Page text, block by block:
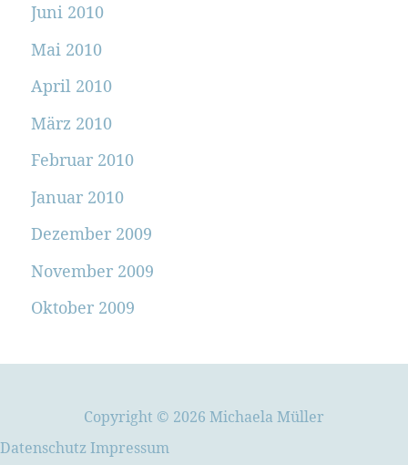
Juni 2010
Mai 2010
April 2010
März 2010
Februar 2010
Januar 2010
Dezember 2009
November 2009
Oktober 2009
Copyright © 2026 Michaela Müller
Datenschutz Impressum